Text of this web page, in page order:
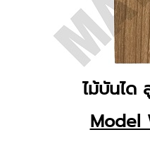
ไม้บันได
Model